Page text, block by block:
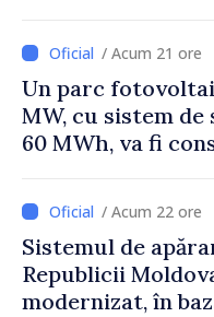
/ Acum 21 ore
Un parc
MW, cu sistem de
60 MWh, va fi
/ Acum 22 ore
Sistemul de
Republicii
modernizat, în